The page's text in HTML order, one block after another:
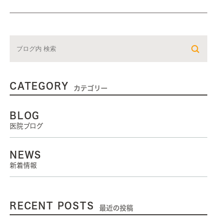
CATEGORY カテゴリー
BLOG
医院ブログ
NEWS
新着情報
RECENT POSTS 最近の投稿